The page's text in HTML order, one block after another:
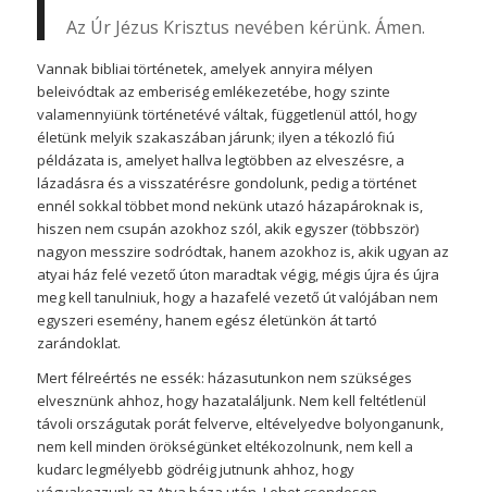
Az Úr Jézus Krisztus nevében kérünk. Ámen.
Vannak bibliai történetek, amelyek annyira mélyen
beleivódtak az emberiség emlékezetébe, hogy szinte
valamennyiünk történetévé váltak, függetlenül attól, hogy
életünk melyik szakaszában járunk; ilyen a tékozló fiú
példázata is, amelyet hallva legtöbben az elveszésre, a
lázadásra és a visszatérésre gondolunk, pedig a történet
ennél sokkal többet mond nekünk utazó házapároknak is,
hiszen nem csupán azokhoz szól, akik egyszer (többször)
nagyon messzire sodródtak, hanem azokhoz is, akik ugyan az
atyai ház felé vezető úton maradtak végig, mégis újra és újra
meg kell tanulniuk, hogy a hazafelé vezető út valójában nem
egyszeri esemény, hanem egész életünkön át tartó
zarándoklat.
Mert félreértés ne essék: házasutunkon nem szükséges
elvesznünk ahhoz, hogy hazataláljunk. Nem kell feltétlenül
távoli országutak porát felverve, eltévelyedve bolyonganunk,
nem kell minden örökségünket eltékozolnunk, nem kell a
kudarc legmélyebb gödréig jutnunk ahhoz, hogy